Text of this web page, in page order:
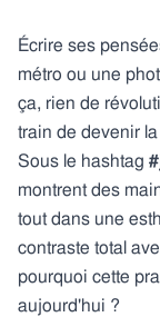
Écrire ses
métro ou une
ça, rien de
train de devenir
Sous le hashtag
montrent des
tout dans une
contraste total
pourquoi cette
aujourd'hui ?